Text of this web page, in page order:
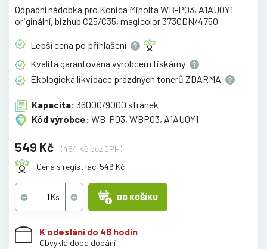
Odpadní nádobka pro Konica Minolta WB-P03, A1AU0Y1
originální, bizhub C25/C35, magicolor 3730DN/4750
Lepší cena po přihlášení
Kvalita garantována výrobcem tiskárny
Ekologická likvidace prázdných tonerů ZDARMA
Kapacita: 36000/9000 stránek
Kód výrobce: WB-P03, WBP03, A1AU0Y1
549 Kč
(454 Kč bez DPH)
Cena s registrací 546 Kč
DO KOŠÍKU
K odeslání do 48 hodin
Obvyklá doba dodání